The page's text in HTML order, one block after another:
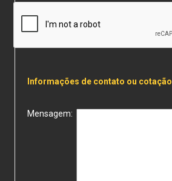
Informações de contato ou cotação
Mensagem: